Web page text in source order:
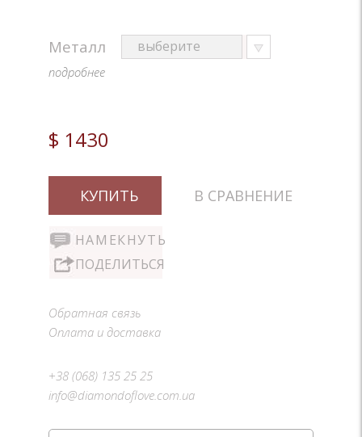
Металл
подробнее
$ 1430
КУПИТЬ В СРАВНЕНИЕ
НАМЕКНУТЬ
ПОДЕЛИТЬСЯ
Обратная связь
Оплата и доставка
+38 (068) 135 25 25
info@diamondoflove.com.ua